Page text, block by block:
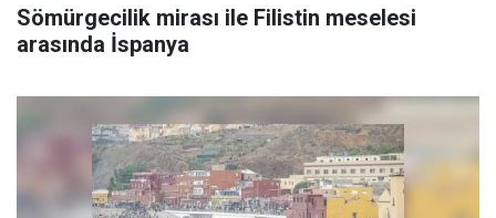
Sömürgecilik mirası ile Filistin meselesi
arasında İspanya